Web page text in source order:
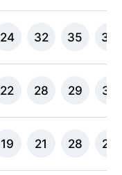
24 32 35 39
22 28 29 32
19 21 28 29